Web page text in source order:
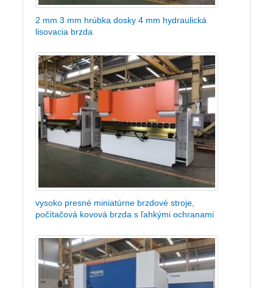
2 mm 3 mm hrúbka dosky 4 mm hydraulická
lisovacia brzda
vysoko presné miniatúrne brzdové stroje,
počítačová kovová brzda s ľahkými ochranami